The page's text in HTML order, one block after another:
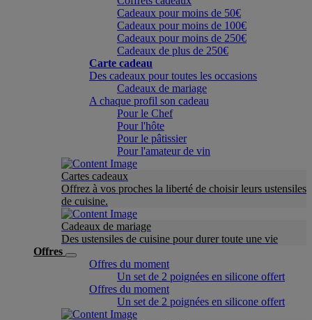
Cadeaux pour moins de 50€
Cadeaux pour moins de 100€
Cadeaux pour moins de 250€
Cadeaux de plus de 250€
Carte cadeau
Des cadeaux pour toutes les occasions
Cadeaux de mariage
A chaque profil son cadeau
Pour le Chef
Pour l'hôte
Pour le pâtissier
Pour l'amateur de vin
Cartes cadeaux
Offrez à vos proches la liberté de choisir leurs ustensiles
de cuisine.
Cadeaux de mariage
Des ustensiles de cuisine pour durer toute une vie
Offres
Offres du moment
Un set de 2 poignées en silicone offert
Offres du moment
Un set de 2 poignées en silicone offert